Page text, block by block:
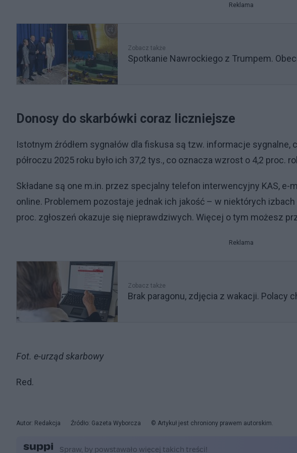
Reklama
Zobacz także
Spotkanie Nawrockiego z Trumpem.
Donosy do skarbówki coraz liczniejsze
Istotnym źródłem sygnałów dla fiskusa są tzw. informacje
półroczu 2025 roku było ich 37,2 tys., co oznacza wzrost o 4,2 proc.
Składane są one m.in. przez specjalny telefon interwencyjny KAS,
online. Problemem pozostaje jednak ich jakość – w niektórych
proc. zgłoszeń okazuje się nieprawdziwych. Więcej o tym możesz
Reklama
Zobacz także
Brak paragonu, zdjęcia z wakacji. Polacy
Fot. e-urząd skarbowy
Red.
Autor: Redakcja Źródło: Gazeta Wyborcza © Artykuł jest chroniony prawem autorskim.